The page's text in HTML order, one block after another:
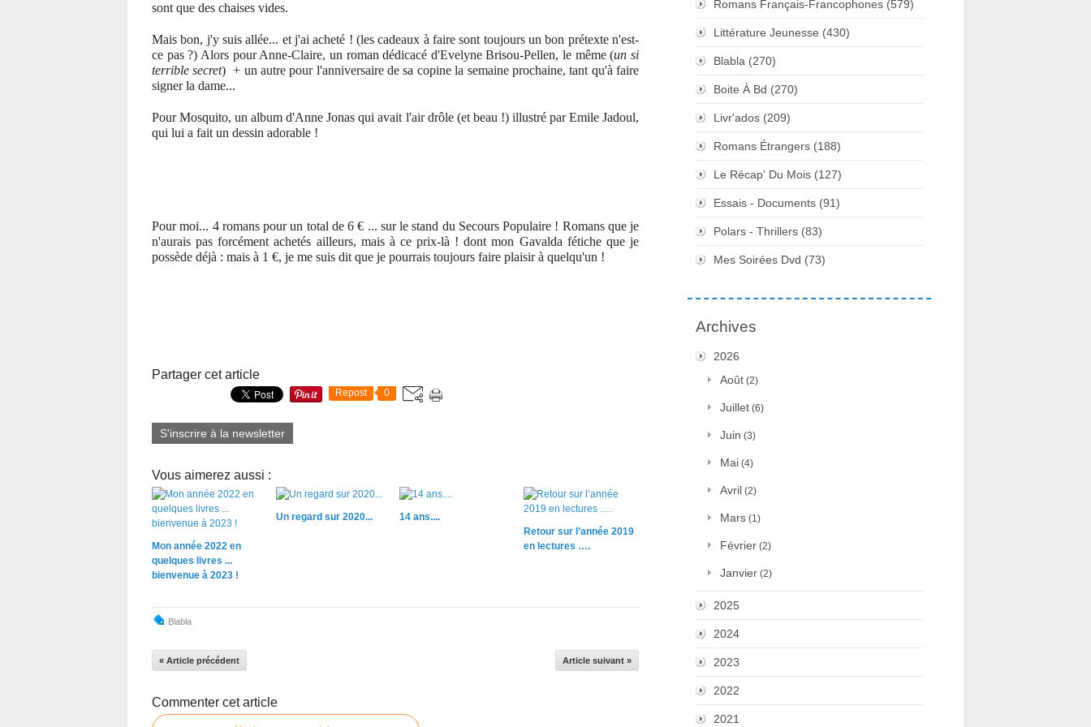
sont que des chaises vides.
Mais bon, j'y suis allée... et j'ai acheté ! (les cadeaux à faire sont toujours un bon prétexte n'est-
ce pas ?) Alors pour Anne-Claire, un roman dédicacé d'Evelyne Brisou-Pellen, le même (un si
terrible secret) + un autre pour l'anniversaire de sa copine la semaine prochaine, tant qu'à faire
signer la dame...
Pour Mosquito, un album d'Anne Jonas qui avait l'air drôle (et beau !) illustré par Emile Jadoul,
qui lui a fait un dessin adorable !
Pour moi... 4 romans pour un total de 6 € ... sur le stand du Secours Populaire ! Romans que je
n'aurais pas forcément achetés ailleurs, mais à ce prix-là ! dont mon Gavalda fétiche que je
possède déjà : mais à 1 €, je me suis dit que je pourrais toujours faire plaisir à quelqu'un !
Partager cet article
Repost 0
S'inscrire à la newsletter
Vous aimerez aussi :
Mon année 2022 en
quelques livres ...
bienvenue à 2023 !
Un regard sur 2020...
14 ans....
Retour sur l’année 2019
en lectures ….
Blabla
« Article précédent Article suivant »
Commenter cet article
Romans Français-Francophones (579)
Littérature Jeunesse (430)
Blabla (270)
Boite À Bd (270)
Livr'ados (209)
Romans Étrangers (188)
Le Récap' Du Mois (127)
Essais - Documents (91)
Polars - Thrillers (83)
Mes Soirées Dvd (73)
Archives
2026
Août (2)
Juillet (6)
Juin (3)
Mai (4)
Avril (2)
Mars (1)
Février (2)
Janvier (2)
2025
2024
2023
2022
2021